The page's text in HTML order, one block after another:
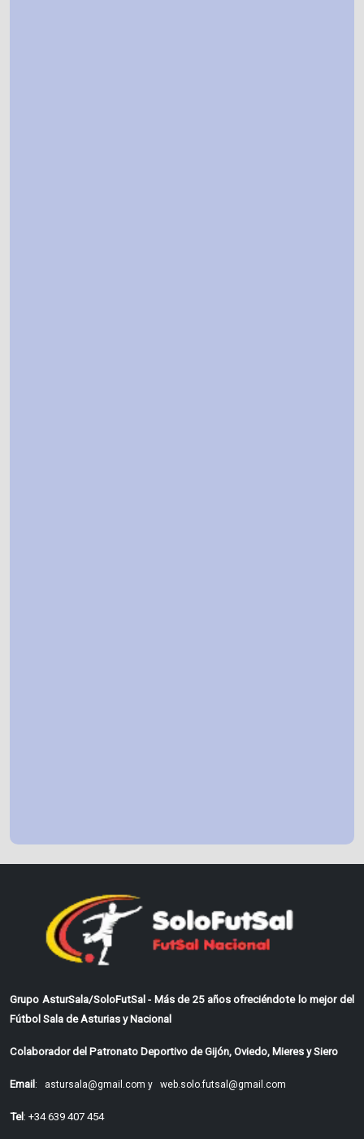
Grupo AsturSala/SoloFutSal - Más de 25 años ofreciéndote lo mejor del
Fútbol Sala de Asturias y Nacional
Colaborador del Patronato Deportivo de Gijón, Oviedo, Mieres y Siero
Email: astursala@gmail.com y web.solo.futsal@gmail.com
Tel: +34 639 407 454